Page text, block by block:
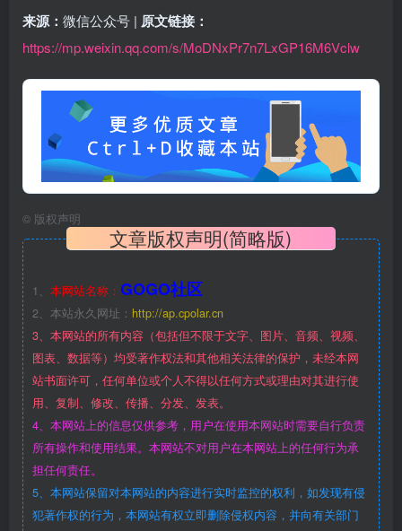
来源： 微信公众号 | 原文链接：
https://mp.weixin.qq.com/s/MoDNxPr7n7LxGP16M6Vclw
© 版权声明
文章版权声明(简略版)
1、 本网站名称： GOGO社区
2、本站永久网址： http://ap.cpolar.cn
3、本网站的所有内容（包括但不限于文字、图片、音频、视频、
图表、数据等）均受著作权法和其他相关法律的保护，未经本网
站书面许可，任何单位或个人不得以任何方式或理由对其进行使
用、复制、修改、传播、分发、发表。
4、本网站上的信息仅供参考，用户在使用本网站时需要自行负责
所有操作和使用结果。本网站不对用户在本网站上的任何行为承
担任何责任。
5、本网站保留对本网站的内容进行实时监控的权利，如发现有侵
犯著作权的行为，本网站有权立即删除侵权内容，并向有关部门